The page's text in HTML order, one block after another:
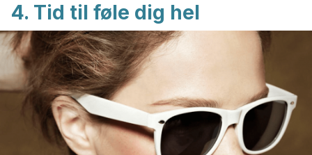
4. Tid til føle dig hel